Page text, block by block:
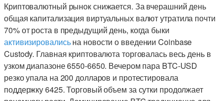
Криптовалютный рынок снижается. За вчерашний день
общая капитализация виртуальных валют утратила почти
70% от роста в предыдущий день, когда быки
активизировалисьна новости о введении Coinbase
Custody. Главная криптовалюта торговалась весь день в
узком диапазоне 6550-6650. Вечером пара BTC-USD
резко упала на 200 долларов и протестировала
поддержку 6425. Торговый объем за сутки продолжает